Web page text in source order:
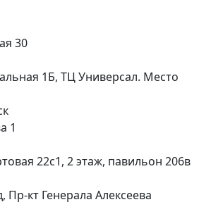
30
1Б, ТЦ Универсал. Место
1
22с1, 2 этаж, павильон 206в
Пр-кт Генерала Алексеева